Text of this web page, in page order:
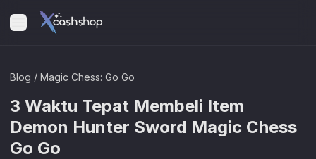
Blog / Magic Chess: Go Go
3 Waktu Tepat Membeli Item
Demon Hunter Sword Magic Chess
Go Go